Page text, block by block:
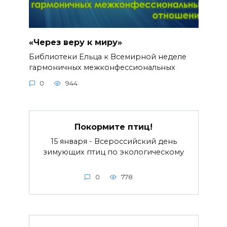
«Через веру к миру»
Библиотеки Ельца к Всемирной неделе
гармоничных межконфессиональных
0 944
Покормите птиц!
15 января - Всероссийский день
зимующих птиц по экологическому
0 778